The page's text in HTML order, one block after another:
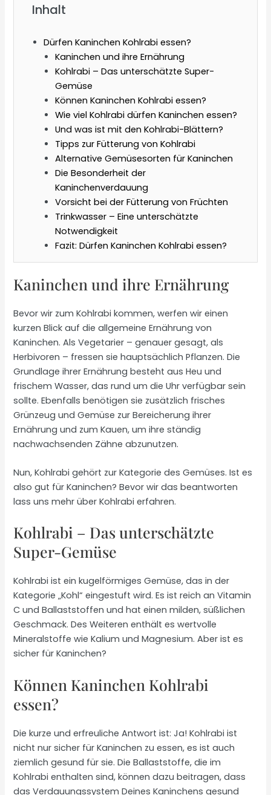
Inhalt
Dürfen Kaninchen Kohlrabi essen?
Kaninchen und ihre Ernährung
Kohlrabi – Das unterschätzte Super-
Gemüse
Können Kaninchen Kohlrabi essen?
Wie viel Kohlrabi dürfen Kaninchen essen?
Und was ist mit den Kohlrabi-Blättern?
Tipps zur Fütterung von Kohlrabi
Alternative Gemüsesorten für Kaninchen
Die Besonderheit der
Kaninchenverdauung
Vorsicht bei der Fütterung von Früchten
Trinkwasser – Eine unterschätzte
Notwendigkeit
Fazit: Dürfen Kaninchen Kohlrabi essen?
Kaninchen und ihre Ernährung
Bevor wir zum Kohlrabi kommen, werfen wir einen
kurzen Blick auf die allgemeine Ernährung von
Kaninchen. Als Vegetarier – genauer gesagt, als
Herbivoren – fressen sie hauptsächlich Pflanzen. Die
Grundlage ihrer Ernährung besteht aus Heu und
frischem Wasser, das rund um die Uhr verfügbar sein
sollte. Ebenfalls benötigen sie zusätzlich frisches
Grünzeug und Gemüse zur Bereicherung ihrer
Ernährung und zum Kauen, um ihre ständig
nachwachsenden Zähne abzunutzen.
Nun, Kohlrabi gehört zur Kategorie des Gemüses. Ist es
also gut für Kaninchen? Bevor wir das beantworten
lass uns mehr über Kohlrabi erfahren.
Kohlrabi – Das unterschätzte
Super-Gemüse
Kohlrabi ist ein kugelförmiges Gemüse, das in der
Kategorie „Kohl“ eingestuft wird. Es ist reich an Vitamin
C und Ballaststoffen und hat einen milden, süßlichen
Geschmack. Des Weiteren enthält es wertvolle
Mineralstoffe wie Kalium und Magnesium. Aber ist es
sicher für Kaninchen?
Können Kaninchen Kohlrabi
essen?
Die kurze und erfreuliche Antwort ist: Ja! Kohlrabi ist
nicht nur sicher für Kaninchen zu essen, es ist auch
ziemlich gesund für sie. Die Ballaststoffe, die im
Kohlrabi enthalten sind, können dazu beitragen, dass
das Verdauungssystem Deines Kaninchens gesund